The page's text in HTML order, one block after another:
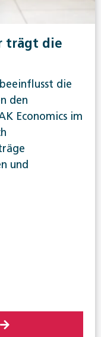
trägt die
die
den
Economics im
und